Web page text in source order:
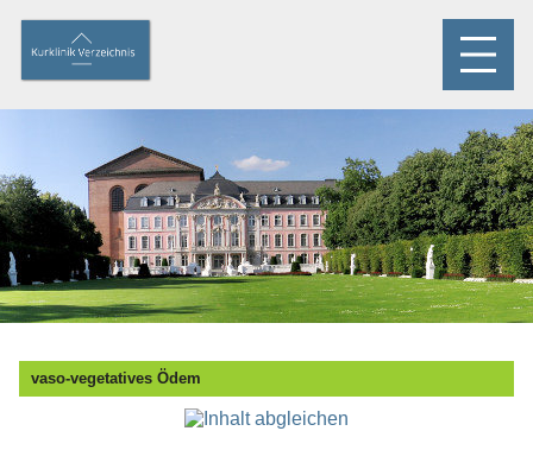
vaso-vegetatives Ödem